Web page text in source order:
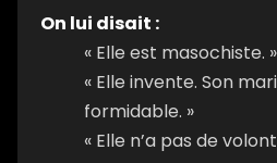
On lui disait :
« Elle est masochiste. »
« Elle invente. Son
formidable. »
« Elle n’a pas de